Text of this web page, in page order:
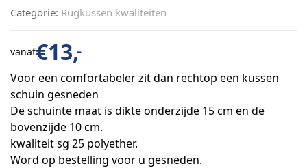
Categorie: Rugkussen kwaliteiten
vanaf€13,-
Voor een comfortabeler zit dan rechtop een kussen
schuin gesneden
De schuinte maat is dikte onderzijde 15 cm en de
bovenzijde 10 cm.
kwaliteit sg 25 polyether.
Word op bestelling voor u gesneden.